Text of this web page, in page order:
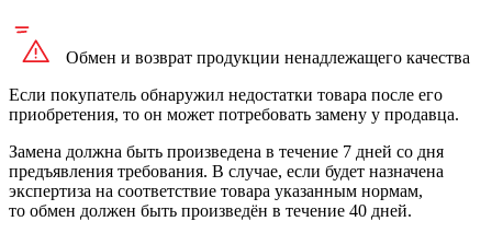
Обмен и возврат продукции ненадлежащего качества
Если покупатель обнаружил недостатки товара после его
приобретения, то он может потребовать замену у продавца.
Замена должна быть произведена в течение 7 дней со дня
предъявления требования. В случае, если будет назначена
экспертиза на соответствие товара указанным нормам,
то обмен должен быть произведён в течение 40 дней.